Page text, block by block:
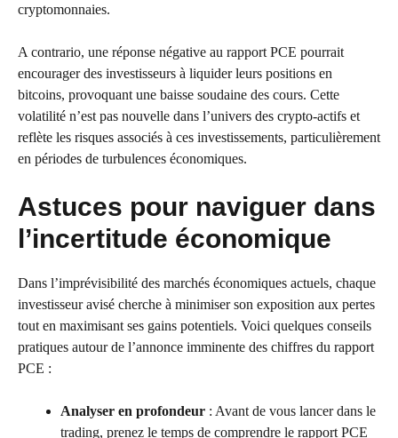
cryptomonnaies.
A contrario, une réponse négative au rapport PCE pourrait
encourager des investisseurs à liquider leurs positions en
bitcoins, provoquant une baisse soudaine des cours. Cette
volatilité n’est pas nouvelle dans l’univers des crypto-actifs et
reflète les risques associés à ces investissements, particulièrement
en périodes de turbulences économiques.
Astuces pour naviguer dans
l’incertitude économique
Dans l’imprévisibilité des marchés économiques actuels, chaque
investisseur avisé cherche à minimiser son exposition aux pertes
tout en maximisant ses gains potentiels. Voici quelques conseils
pratiques autour de l’annonce imminente des chiffres du rapport
PCE :
Analyser en profondeur : Avant de vous lancer dans le
trading, prenez le temps de comprendre le rapport PCE